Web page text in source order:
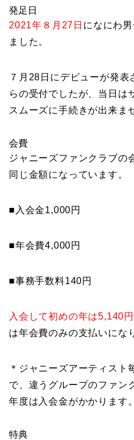
発足日
2021年８月27日 になにわ
ました。
７月28日にデビューが発
らの受付でしたが、当日は
スムーズに手続きが出来ま
会費
ジャニーズファンクラブの
同じ金額になっています。
■入会金1,000円
■年会費4,000円
■事務手数料140円
入会して初めの年は5,140円
は年会費のみの支払いにな
＊ジャニーズアーティスト
で、違うグループのファン
年度は入会金がかかります。
特典